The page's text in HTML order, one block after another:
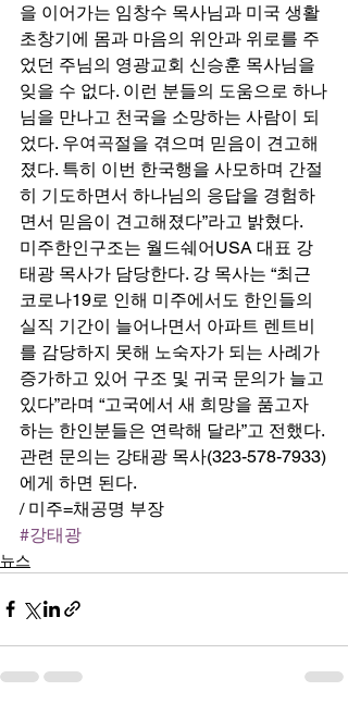
을 이어가는 임창수 목사님과 미국 생활
초창기에 몸과 마음의 위안과 위로를 주
었던 주님의 영광교회 신승훈 목사님을
잊을 수 없다. 이런 분들의 도움으로 하나
님을 만나고 천국을 소망하는 사람이 되
었다. 우여곡절을 겪으며 믿음이 견고해
졌다. 특히 이번 한국행을 사모하며 간절
히 기도하면서 하나님의 응답을 경험하
면서 믿음이 견고해졌다”라고 밝혔다.
미주한인구조는 월드쉐어USA 대표 강
태광 목사가 담당한다. 강 목사는 “최근
코로나19로 인해 미주에서도 한인들의
실직 기간이 늘어나면서 아파트 렌트비
를 감당하지 못해 노숙자가 되는 사례가
증가하고 있어 구조 및 귀국 문의가 늘고
있다”라며 “고국에서 새 희망을 품고자
하는 한인분들은 연락해 달라”고 전했다.
관련 문의는 강태광 목사(323-578-7933)
에게 하면 된다.
/ 미주=채공명 부장
#강태광
뉴스